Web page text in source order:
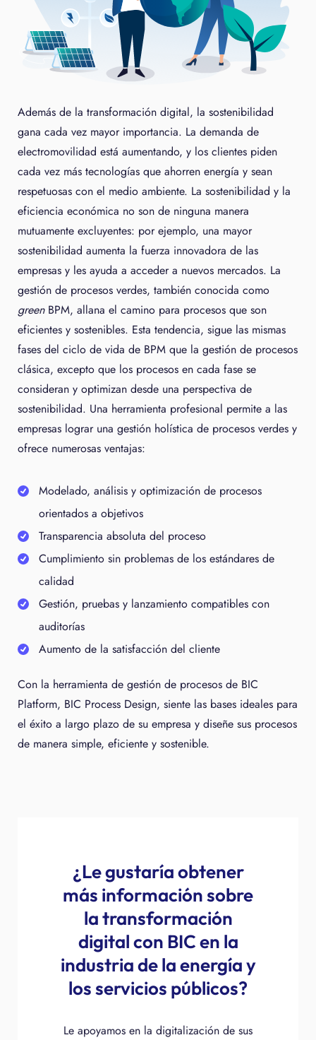
Además de la transformación digital, la sostenibilidad
gana cada vez mayor importancia. La demanda de
electromovilidad está aumentando, y los clientes piden
cada vez más tecnologías que ahorren energía y sean
respetuosas con el medio ambiente. La sostenibilidad y la
eficiencia económica no son de ninguna manera
mutuamente excluyentes: por ejemplo, una mayor
sostenibilidad aumenta la fuerza innovadora de las
empresas y les ayuda a acceder a nuevos mercados. La
gestión de procesos verdes, también conocida como
greenBPM, allana el camino para procesos que son
eficientes y sostenibles. Esta tendencia, sigue las mismas
fases del ciclo de vida de BPM que la gestión de procesos
clásica, excepto que los procesos en cada fase se
consideran y optimizan desde una perspectiva de
sostenibilidad. Una herramienta profesional permite a las
empresas lograr una gestión holística de procesos verdes y
ofrece numerosas ventajas:
Modelado, análisis y optimización de procesos
orientados a objetivos
Transparencia absoluta del proceso
Cumplimiento sin problemas de los estándares de
calidad
Gestión, pruebas y lanzamiento compatibles con
auditorías
Aumento de la satisfacción del cliente
Con la herramienta de gestión de procesos de BIC
Platform, BIC Process Design, siente las bases ideales para
el éxito a largo plazo de su empresa y diseñe sus procesos
de manera simple, eficiente y sostenible.
¿Le gustaría obtener
más información sobre
la transformación
digital con BIC en la
industria de la energía y
los servicios públicos?
Le apoyamos en la digitalización de sus